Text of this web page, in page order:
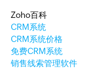
Zoho百科
CRM系统
CRM系统价格
免费CRM系统
销售线索管理软件